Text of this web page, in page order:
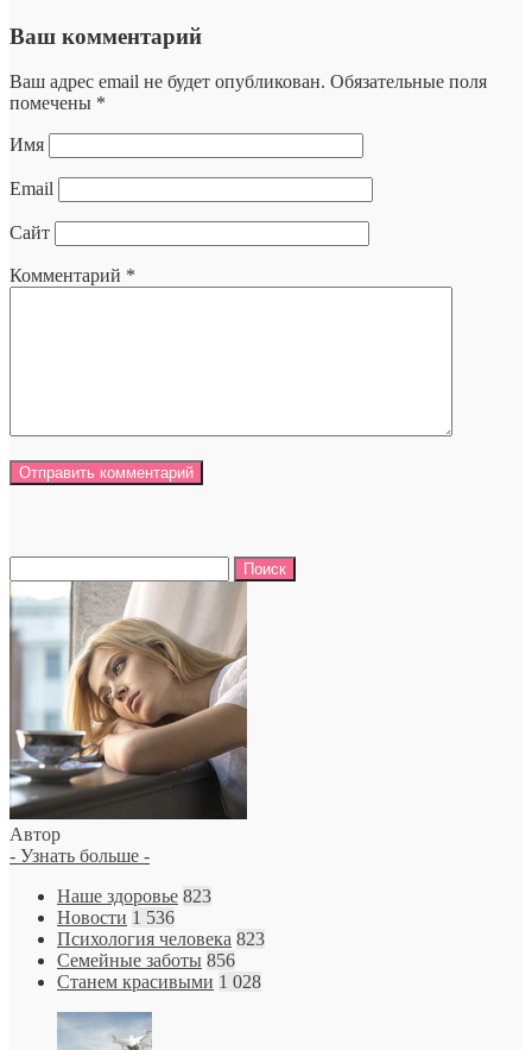
Ваш комментарий
Ваш адрес email не будет опубликован. Обязательные поля
помечены *
Имя
Email
Сайт
Комментарий *
Автор
- Узнать больше -
Наше здоровье 823
Новости 1 536
Психология человека 823
Семейные заботы 856
Станем красивыми 1 028